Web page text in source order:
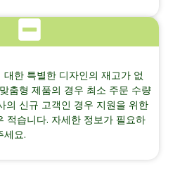
한 특별한 디자인의 재고가 없
춤형 제품의 경우 최소 주문 수량
의 신규 고객인 경우 지원을 위한
적습니다. 자세한 정보가 필요하
세요.